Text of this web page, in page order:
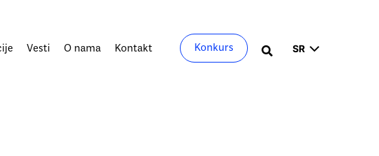
Vesti O nama Kontakt Konkurs Претрага
jezik